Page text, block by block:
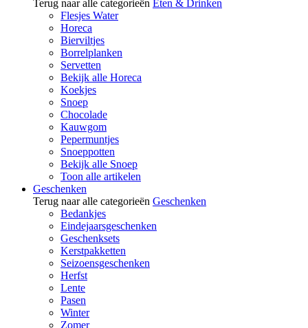
Terug naar alle categorieën Eten & Drinken
Flesjes Water
Horeca
Bierviltjes
Borrelplanken
Servetten
Bekijk alle Horeca
Koekjes
Snoep
Chocolade
Kauwgom
Pepermuntjes
Snoeppotten
Bekijk alle Snoep
Toon alle artikelen
Geschenken
Terug naar alle categorieën Geschenken
Bedankjes
Eindejaarsgeschenken
Geschenksets
Kerstpakketten
Seizoensgeschenken
Herfst
Lente
Pasen
Winter
Zomer